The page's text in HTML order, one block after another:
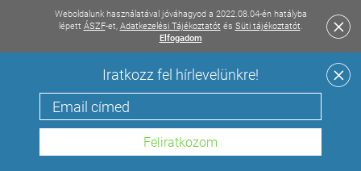
Weboldalunk használatával jóváhagyod a 2022.08.04-én hatályba
lépett ÁSZF-et, Adatkezelési Tájékoztatót és Süti tájékoztatót.
Elfogadom
Iratkozz fel hírlevelünkre!